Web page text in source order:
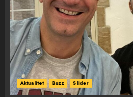
Aktualitet Buzz Slider